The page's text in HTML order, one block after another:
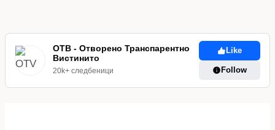
ОТВ - Отворено Транспарентно
Вистинито
20k+ следбеници
Like
Follow